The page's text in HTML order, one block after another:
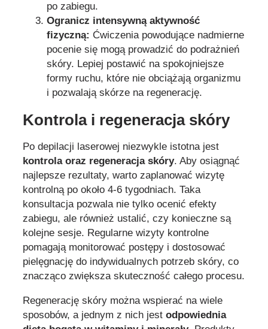
po zabiegu.
Ogranicz intensywną aktywność
fizyczną: Ćwiczenia powodujące nadmierne
pocenie się mogą prowadzić do podrażnień
skóry. Lepiej postawić na spokojniejsze
formy ruchu, które nie obciążają organizmu
i pozwalają skórze na regenerację.
Kontrola i regeneracja skóry
Po depilacji laserowej niezwykle istotna jest
kontrola oraz regeneracja skóry. Aby osiągnąć
najlepsze rezultaty, warto zaplanować wizytę
kontrolną po około 4-6 tygodniach. Taka
konsultacja pozwala nie tylko ocenić efekty
zabiegu, ale również ustalić, czy konieczne są
kolejne sesje. Regularne wizyty kontrolne
pomagają monitorować postępy i dostosować
pielęgnację do indywidualnych potrzeb skóry, co
znacząco zwiększa skuteczność całego procesu.
Regenerację skóry można wspierać na wiele
sposobów, a jednym z nich jest odpowiednia